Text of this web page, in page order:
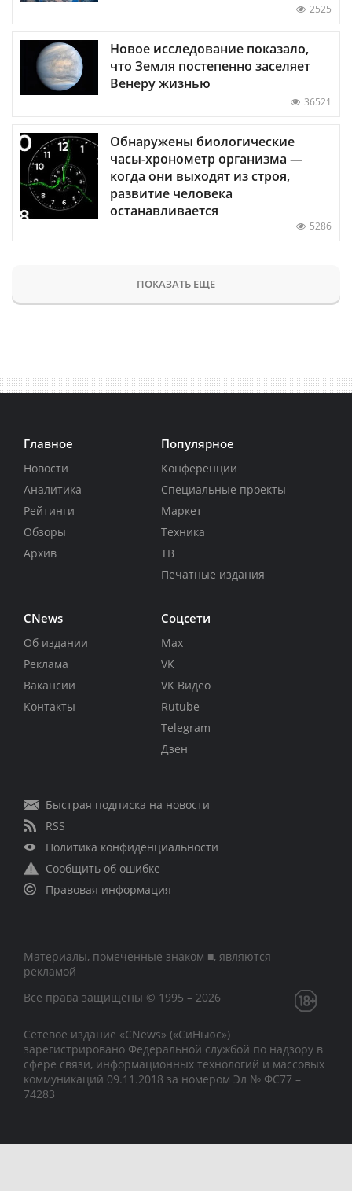
2525
Новое исследование показало,
что Земля постепенно заселяет
Венеру жизнью
36521
Обнаружены биологические
часы-хронометр организма —
когда они выходят из строя,
развитие человека
останавливается
5286
ПОКАЗАТЬ ЕЩЕ
Главное
Новости
Аналитика
Рейтинги
Обзоры
Архив
Популярное
Конференции
Специальные проекты
Маркет
Техника
ТВ
Печатные издания
CNews
Об издании
Реклама
Вакансии
Контакты
Соцсети
Max
VK
VK Видео
Rutube
Telegram
Дзен
Быстрая подписка на новости
RSS
Политика конфиденциальности
Сообщить об ошибке
Правовая информация
Материалы, помеченные знаком ■, являются
рекламой
Все права защищены © 1995 – 2026
Сетевое издание «CNews» («СиНьюс»)
зарегистрировано Федеральной службой по надзору в
сфере связи, информационных технологий и массовых
коммуникаций 09.11.2018 за номером Эл № ФС77 –
74283